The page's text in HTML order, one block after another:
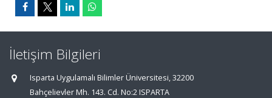
İletişim Bilgileri
Isparta Uygulamalı Bilimler Üniversitesi, 32200
Bahçelievler Mh. 143. Cd. No:2 ISPARTA